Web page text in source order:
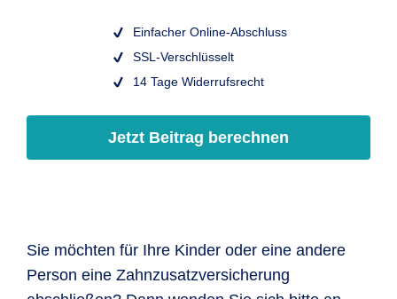
Einfacher Online-Abschluss
SSL-Verschlüsselt
14 Tage Widerrufsrecht
Jetzt Beitrag berechnen
Sie möchten für Ihre Kinder oder eine andere
Person eine Zahn­zusatz­versiche­rung